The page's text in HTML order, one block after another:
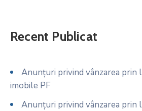
Recent Publicat
Anunțuri privind vânzarea prin
imobile PF
Anunțuri privind vânzarea prin